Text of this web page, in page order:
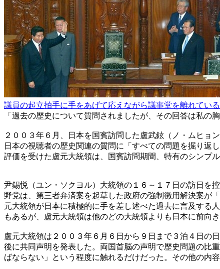
議員の起立拍手に手をあげて応えながら議事堂を離れてい
「過去の歴史について質問されましたが、その回答は私の
２００３年６月、日本を国賓訪問した盧武鉉（ノ・ムヒョ
日本の視聴者の歴史関連の質問に「すべての問題を掘り返
評価を受けた盧元大統領は、国賓訪問期間、特有のシンプ
尹錫悦（ユン・ソクヨル）大統領の１６～１７日の訪日を
野党は、第三者弁済案を起草した政府の強制徴用解決案が
元大統領が日本に積極的に手を差し述べた過去に言及する
もあるが、盧元大統領は他のどの大統領よりも日本に前向
盧元大統領は２００３年６月６日から９日まで３泊４日の
後に共同声明を発表した。両国首脳の声明で歴史問題の比
ばならない」という程度に触れるだけだった。その他の内